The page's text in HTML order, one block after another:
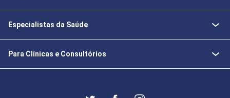
Especialistas da Saúde
Para Clínicas e Consultórios